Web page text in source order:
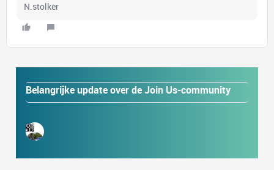
N.stolker
Belangrijke update over de Join Us-community